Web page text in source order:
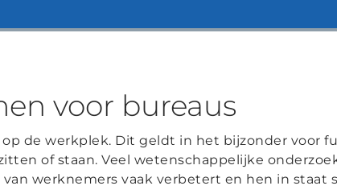
voor bureaus
op de werkplek. Dit geldt in het bijzonder voor
of staan. Veel wetenschappelijke
werknemers vaak verbetert en hen in staat